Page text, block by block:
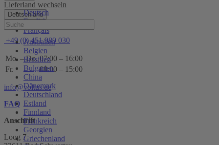
Deutsch
English
Français
Lieferland wechseln
Deutschland
Australien
Belgien
Brasilien
Bulgarien
China
Dänemark
Deutschland
Estland
Finnland
Frankreich
Georgien
Griechenland
Hilfe
+49 (0) 451 989 030
Mo. – Do. 07:00 – 16:00
Fr.
08:00 – 15:00
info@voltus.de
FAQ
Anschrift
Loog 7